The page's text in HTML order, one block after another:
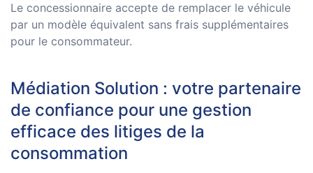
Le concessionnaire accepte de remplacer le véhicule
par un modèle équivalent sans frais supplémentaires
pour le consommateur.
Médiation Solution : votre partenaire
de confiance pour une gestion
efficace des litiges de la
consommation